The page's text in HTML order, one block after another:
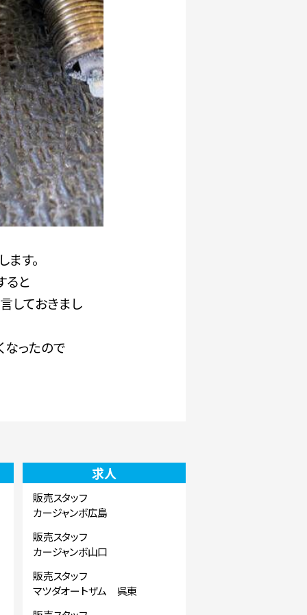
す。
ると
しておきまし
ったので
求人
販売スタッフ
カージャンボ広島
販売スタッフ
カージャンボ山口
販売スタッフ
マツダオートザム 呉東